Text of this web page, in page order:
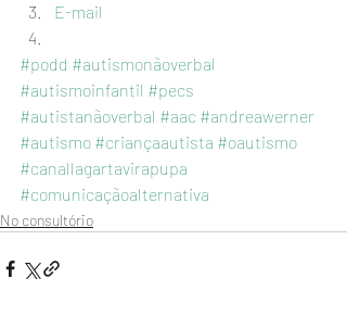
E-mail
#podd #autismonãoverbal
#autismoinfantil #pecs
#autistanãoverbal #aac #andreawerner
#autismo #criançaautista #oautismo
#canallagartavirapupa
#comunicaçãoalternativa
No consultório